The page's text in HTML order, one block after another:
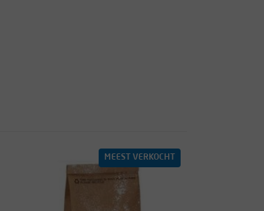
MEEST VERKOCHT